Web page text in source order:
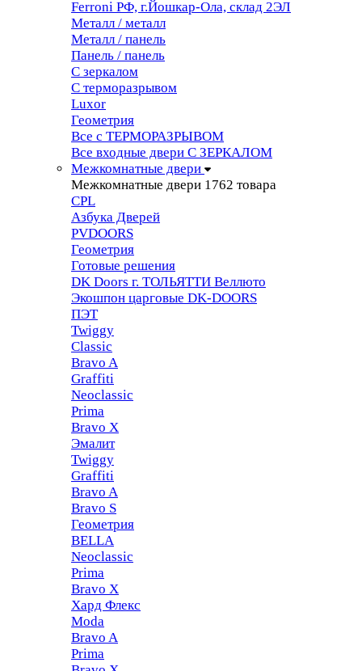
Ferroni РФ, г.Йошкар-Ола, склад 2ЭЛ
Металл / металл
Металл / панель
Панель / панель
С зеркалом
С терморазрывом
Luxor
Геометрия
Все с ТЕРМОРАЗРЫВОМ
Все входные двери С ЗЕРКАЛОМ
Межкомнатные двери
Межкомнатные двери 1762 товара
CPL
Азбука Дверей
PVDOORS
Геометрия
Готовые решения
DK Doors г. ТОЛЬЯТТИ Веллюто
Экошпон царговые DK-DOORS
ПЭТ
Twiggy
Classic
Bravo A
Graffiti
Neoclassic
Prima
Bravo X
Эмалит
Twiggy
Graffiti
Bravo A
Bravo S
Геометрия
BELLA
Neoclassic
Prima
Bravo X
Хард Флекс
Moda
Bravo A
Prima